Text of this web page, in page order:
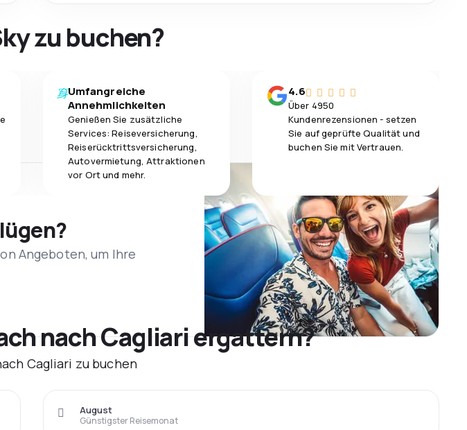
zu buchen?
Umfangreiche
Annehmlichkeiten
Genießen Sie zusätzliche
Services: Reiseversicherung,
Reiserücktrittsversicherung,
Autovermietung, Attraktionen
vor Ort und mehr.
4.6
Über 4950
Kundenrezensionen - setzen
Sie auf geprüfte Qualität und
buchen Sie mit Vertrauen.
Angeboten, um Ihre
nach Cagliari ergattern?
Cagliari zu buchen
Günstigster Reisemonat
August